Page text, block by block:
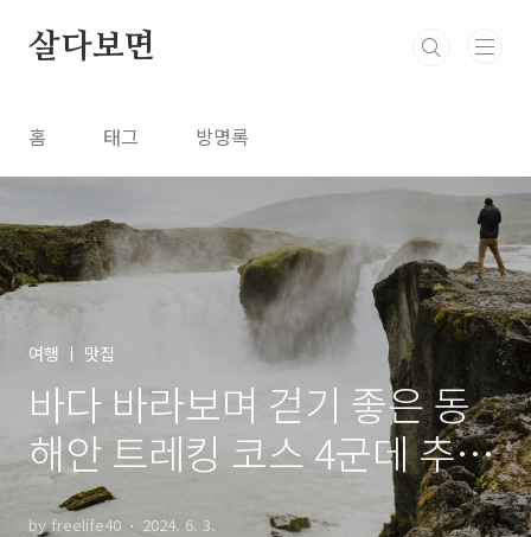
살다보면
홈 태그 방명록
여행 ㅣ 맛집
바다 바라보며 걷기 좋은 동
해안 트레킹 코스 4군데 추천
정리
by freelife40 2024. 6. 3.